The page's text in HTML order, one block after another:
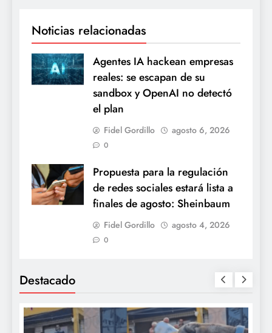
Noticias relacionadas
Agentes IA hackean empresas
reales: se escapan de su
sandbox y OpenAI no detectó
el plan
Fidel Gordillo agosto 6, 2026
0
Propuesta para la regulación
de redes sociales estará lista a
finales de agosto: Sheinbaum
Fidel Gordillo agosto 4, 2026
0
Destacado